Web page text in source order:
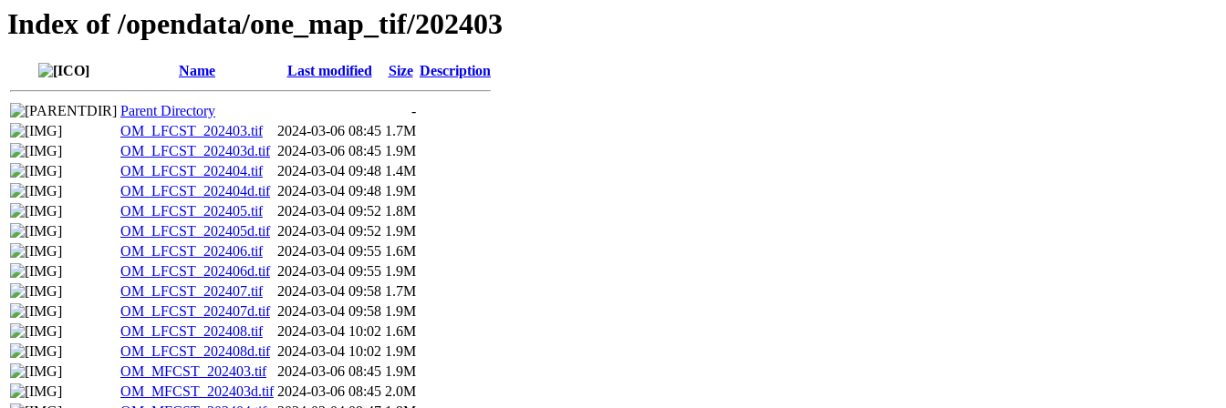
Index of /opendata/one_map_tif/202403
Name Last modified Size Description
Parent Directory
-
OM_LFCST_202403.tif
2024-03-06 08:45 1.7M
OM_LFCST_202403d.tif 2024-03-06 08:45 1.9M
OM_LFCST_202404.tif
2024-03-04 09:48 1.4M
OM_LFCST_202404d.tif 2024-03-04 09:48 1.9M
OM_LFCST_202405.tif
2024-03-04 09:52 1.8M
OM_LFCST_202405d.tif 2024-03-04 09:52 1.9M
OM_LFCST_202406.tif
2024-03-04 09:55 1.6M
OM_LFCST_202406d.tif 2024-03-04 09:55 1.9M
OM_LFCST_202407.tif
2024-03-04 09:58 1.7M
OM_LFCST_202407d.tif 2024-03-04 09:58 1.9M
OM_LFCST_202408.tif
2024-03-04 10:02 1.6M
OM_LFCST_202408d.tif 2024-03-04 10:02 1.9M
OM_MFCST_202403.tif
2024-03-06 08:45 1.9M
OM_MFCST_202403d.tif 2024-03-06 08:45 2.0M